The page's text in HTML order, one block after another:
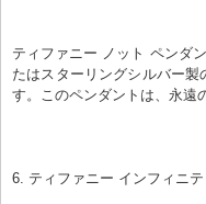
ティファニー ノット ペンダ
たはスターリングシルバー
す。このペンダントは、永遠
6. ティファニー インフィニテ